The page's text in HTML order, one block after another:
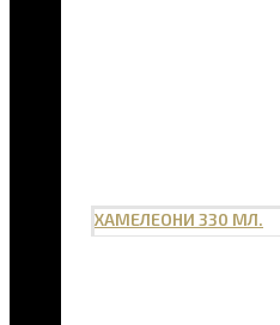
ХАМЕЛЕОНИ 330 МЛ.